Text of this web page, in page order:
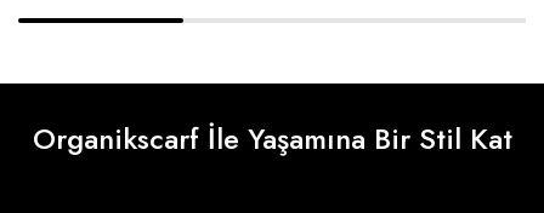
Organikscarf İle Yaşamına Bir Stil Kat